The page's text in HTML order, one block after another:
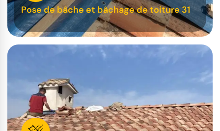
Pose de bâche et bâchage de toiture 31